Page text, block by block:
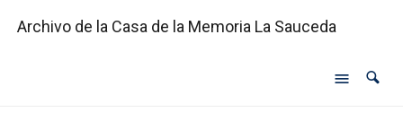
Archivo de la Casa de la Memoria La Sauceda